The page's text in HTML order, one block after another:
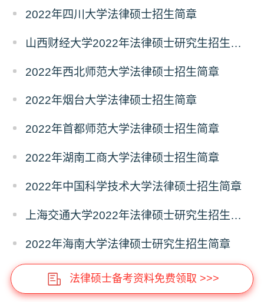
2022年四川大学法律硕士招生简章
山西财经大学2022年法律硕士研究生招生简章
2022年西北师范大学法律硕士招生简章
2022年烟台大学法律硕士招生简章
2022年首都师范大学法律硕士招生简章
2022年湖南工商大学法律硕士招生简章
2022年中国科学技术大学法律硕士招生简章
上海交通大学2022年法律硕士研究生招生简章
2022年海南大学法律硕士研究生招生简章
法律硕士备考资料免费领取 >>>